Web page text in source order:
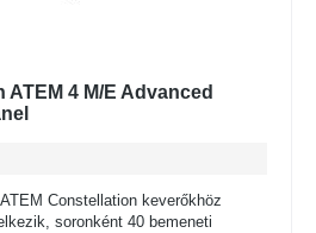
4 M/E Advanced
Constellation keverőkhöz
soronként 40 bemeneti